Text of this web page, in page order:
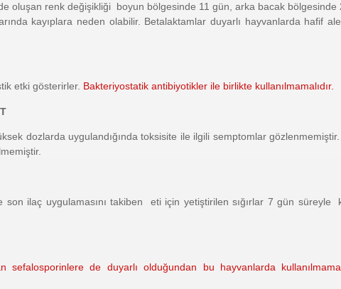
oluşan renk değişikliği boyun bölgesinde 11 gün, arka bacak bölgesinde
kayıplara neden olabilir. Betalaktamlar duyarlı hayvanlarda hafif
etki gösterirler. Bakteriyostatik antibiyotikler ile birlikte kullanılmamalıdır.
dozlarda uygulandığında toksisite ile ilgili semptomlar
son ilaç uygulamasını takiben eti için yetiştirilen sığırlar 7 gün süreyle
sefalosporinlere de duyarlı olduğundan bu hayvanlarda